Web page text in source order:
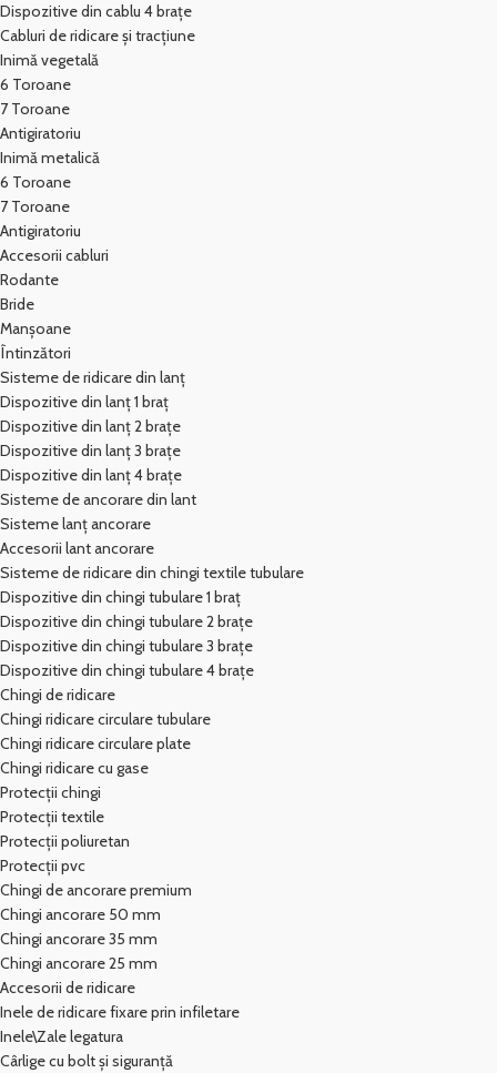
Dispozitive din cablu 4 brațe
Cabluri de ridicare și tracțiune
Inimă vegetală
6 Toroane
7 Toroane
Antigiratoriu
Inimă metalică
6 Toroane
7 Toroane
Antigiratoriu
Accesorii cabluri
Rodante
Bride
Manșoane
Întinzători
Sisteme de ridicare din lanț
Dispozitive din lanț 1 braț
Dispozitive din lanț 2 brațe
Dispozitive din lanț 3 brațe
Dispozitive din lanț 4 brațe
Sisteme de ancorare din lant
Sisteme lanț ancorare
Accesorii lant ancorare
Sisteme de ridicare din chingi textile tubulare
Dispozitive din chingi tubulare 1 braț
Dispozitive din chingi tubulare 2 brațe
Dispozitive din chingi tubulare 3 brațe
Dispozitive din chingi tubulare 4 brațe
Chingi de ridicare
Chingi ridicare circulare tubulare
Chingi ridicare circulare plate
Chingi ridicare cu gase
Protecții chingi
Protecții textile
Protecții poliuretan
Protecții pvc
Chingi de ancorare premium
Chingi ancorare 50 mm
Chingi ancorare 35 mm
Chingi ancorare 25 mm
Accesorii de ridicare
Inele de ridicare fixare prin infiletare
Inele\Zale legatura
Cârlige cu bolt și siguranță